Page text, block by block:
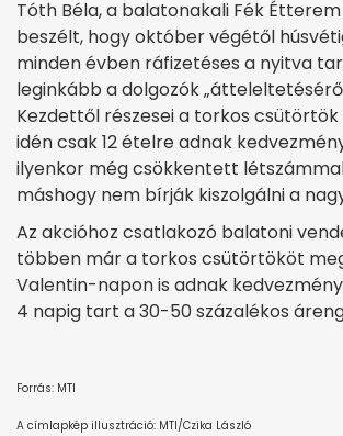
Tóth Béla, a balatonakali Fék
beszélt, hogy október végétől
minden évben ráfizetéses a nyitva
leginkább a dolgozók
Kezdettől részesei a torkos csütörtök
idén csak 12 ételre adnak
ilyenkor még csökkentett
máshogy nem bírják kiszolgálni a
Az akcióhoz csatlakozó balatoni
többen már a torkos csütörtököt
Valentin-napon is adnak
4 napig tart a 30-50 százalékos
Forrás: MTI
A címlapkép illusztráció: MTI/Czika László